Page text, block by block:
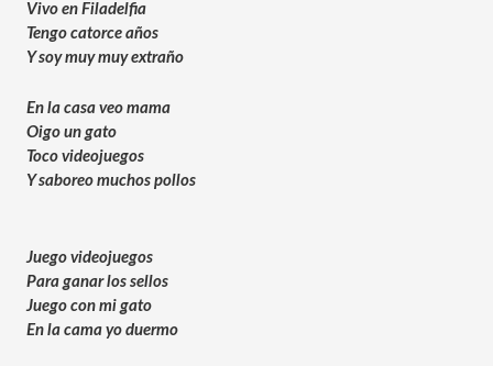
Vivo en Filadelfia
Tengo catorce años
Y soy muy muy extraño
En la casa veo mama
Oigo un gato
Toco videojuegos
Y saboreo muchos pollos
Juego videojuegos
Para ganar los sellos
Juego con mi gato
En la cama yo duermo